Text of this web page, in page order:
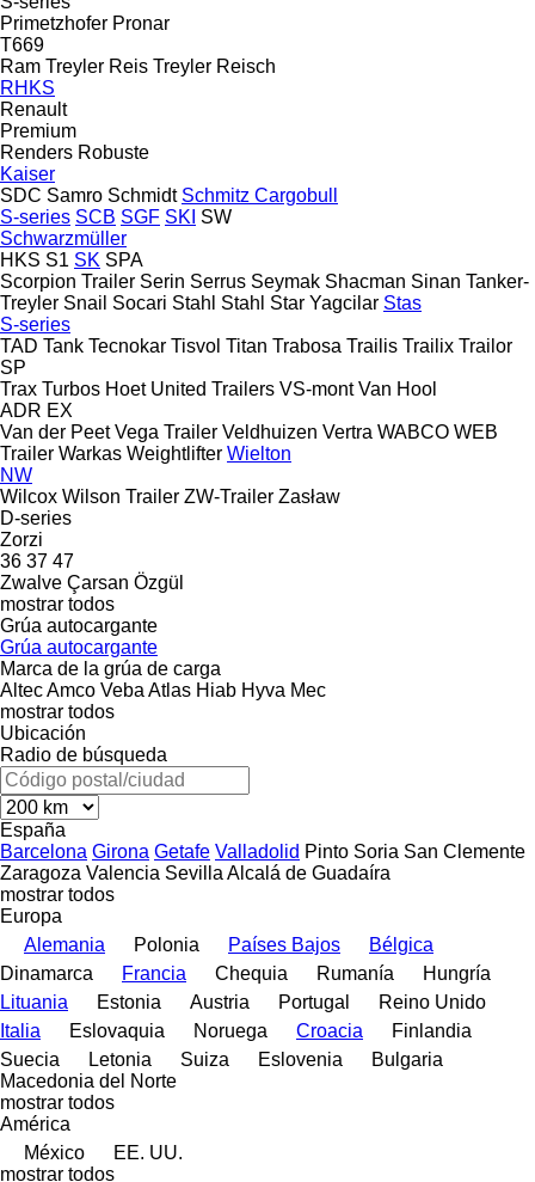
Primetzhofer Pronar
T669
Ram Treyler Reis Treyler Reisch
RHKS
Renault
Premium
Renders Robuste
Kaiser
SDC Samro Schmidt Schmitz Cargobull
S-series SCB SGF SKI SW
Schwarzmüller
HKS S1 SK SPA
Scorpion Trailer Serin Serrus Seymak Shacman Sinan Tanker-
Treyler Snail Socari Stahl Stahl Star Yagcilar Stas
S-series
TAD Tank Tecnokar Tisvol Titan Trabosa Trailis Trailix Trailor
SP
Trax Turbos Hoet United Trailers VS-mont Van Hool
ADR EX
Van der Peet Vega Trailer Veldhuizen Vertra WABCO WEB
Trailer Warkas Weightlifter Wielton
NW
Wilcox Wilson Trailer ZW-Trailer Zasław
D-series
Zorzi
36 37 47
Zwalve Çarsan Özgül
mostrar todos
Grúa autocargante
Grúa autocargante
Marca de la grúa de carga
AltecAmco Veba Atlas Hiab Hyva Mec
mostrar todos
Ubicación
Radio de búsqueda
España
Barcelona Girona Getafe Valladolid Pinto Soria San Clemente
Zaragoza Valencia Sevilla Alcalá de Guadaíra
mostrar todos
Europa
Alemania
Polonia Países Bajos
Bélgica
Dinamarca
Francia Chequia Rumanía
Hungría
Lituania
Estonia Austria Portugal
Reino Unido
Italia
Eslovaquia Noruega Croacia
Finlandia
Suecia
Letonia Suiza Eslovenia
Bulgaria
Macedonia del Norte
mostrar todos
América
México
EE. UU.
mostrar todos